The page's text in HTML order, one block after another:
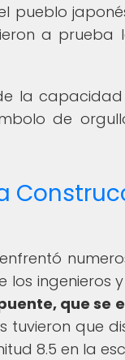
pueblo
a
de la
de
ingenieros
que se
tuvieron que
8.5 en la